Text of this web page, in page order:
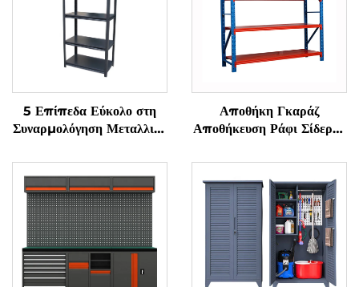
5 Επίπεδα Εύκολο στη
Συναρμολόγηση Μεταλλικό
Γραφείο Ράφι Βιβλίων
Κουζίνα Έπιπλα Ράφι
Αποθήκευσης Σίδερου
Αποθήκη Γκαράζ
Αποθήκευση Ράφι Σίδερου
Μεγάλου Εύρους Παλέτας
Μεταλλικά Στοιβαζόμενα
Ράφια